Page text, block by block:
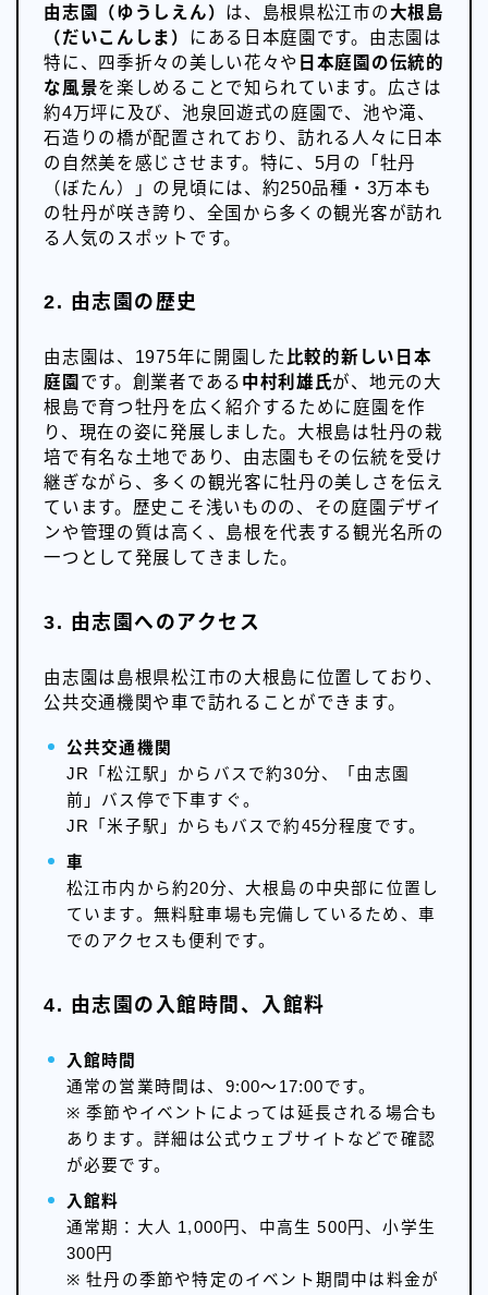
由志園（ゆうしえん） は、島根県松江市の大根島
（だいこんしま）
にある日本庭園です。由志園は
特に、四季折々の美しい花々や 日本庭園の伝統的
な風景を楽しめることで知られています。広さは
約4万坪に及び、池泉回遊式の庭園で、池や滝、
石造りの橋が配置されており、訪れる人々に日本
の自然美を感じさせます。特に、5月の「牡丹
（ぼたん）」の見頃には、約250品種・3万本も
の牡丹が咲き誇り、全国から多くの観光客が訪れ
る人気のスポットです。
2. 由志園の歴史
由志園は、1975年に開園した 比較的新しい日本
庭園 です。創業者である 中村利雄氏が、地元の大
根島で育つ牡丹を広く紹介するために庭園を作
り、現在の姿に発展しました。大根島は牡丹の栽
培で有名な土地であり、由志園もその伝統を受け
継ぎながら、多くの観光客に牡丹の美しさを伝え
ています。歴史こそ浅いものの、その庭園デザイ
ンや管理の質は高く、島根を代表する観光名所の
一つとして発展してきました。
3. 由志園へのアクセス
由志園は島根県松江市の大根島に位置しており、
公共交通機関や車で訪れることができます。
公共交通機関
JR「松江駅」からバスで約30分、「由志園
前」バス停で下車すぐ。
JR「米子駅」からもバスで約45分程度です。
車
松江市内から約20分、大根島の中央部に位置し
ています。無料駐車場も完備しているため、車
でのアクセスも便利です。
4. 由志園の入館時間、入館料
入館時間
通常の営業時間は、9:00～17:00です。
※ 季節やイベントによっては延長される場合も
あります。詳細は公式ウェブサイトなどで確認
が必要です。
入館料
通常期：大人 1,000円、中高生 500円、小学生
300円
※ 牡丹の季節や特定のイベント期間中は料金が